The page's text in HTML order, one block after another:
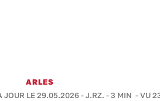
ARLES
JOUR LE 29.05.2026 -J.RZ. -3 MIN - VU